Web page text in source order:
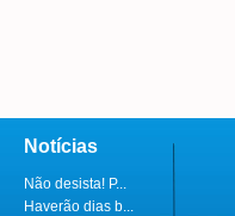
Notícias
Não desista! P...
Haverão dias b...